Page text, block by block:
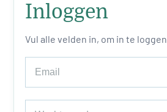
Inloggen
Vul alle velden in, om in te loggen